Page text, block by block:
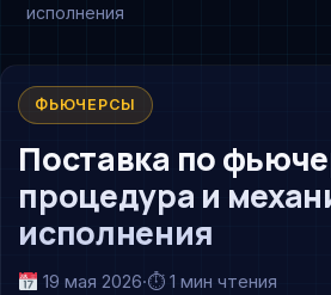
исполнения
ФЬЮЧЕРСЫ
Поставка по
процедура и
исполнения
19 мая 2026·⏱ 1 мин чтения